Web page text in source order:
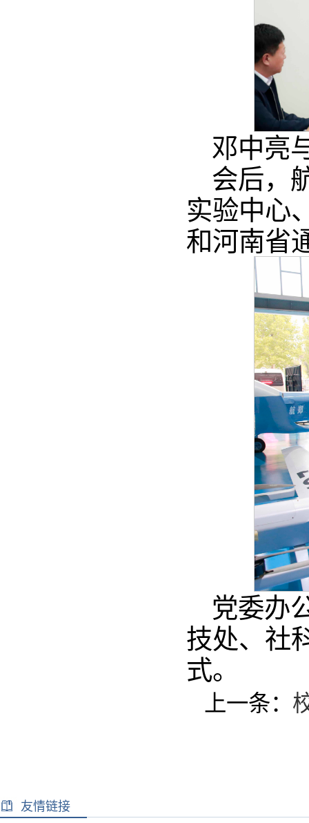
邓中亮
会后，
实验中心
和河南省
党委办
技处、社
式。
上一条：
友情链接